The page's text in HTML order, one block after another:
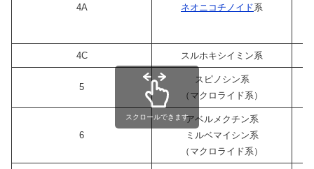
4A ネオニコチノイド系
4C スルホキシイミン系
5
スピノシン系
（マクロライド系）
6
アベルメクチン系
ミルベマイシン系
（マクロライド系）
スクロールできます